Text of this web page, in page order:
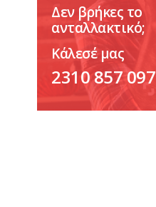
Δεν βρήκες το
ανταλλακτικό;
Κάλεσέ μας
2310 857 097